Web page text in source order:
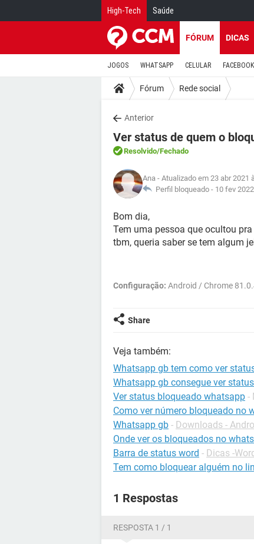
High-Tech Saúde
FÓRUM DICAS
JOGOS WHATSAPP CELULAR FACEBOOK
Fórum Rede social
Anterior
Ver status de quem o
Resolvido/Fechado
Ana - Atualizado em 23 abr 2021
Perfil bloqueado - 10 fev
Bom dia,
Tem uma pessoa que ocultou
tbm, queria saber se tem algum
Configuração: Android / Chrome
Share
Veja também:
Whatsapp gb tem como ver
Whatsapp gb consegue ver
Ver status bloqueado whatsapp -
Como ver número bloqueado no
Whatsapp gb - Downloads -
Onde ver os bloqueados no
Barra de status word - Dicas -
Tem como bloquear alguém no
1 Respostas
RESPOSTA 1 / 1